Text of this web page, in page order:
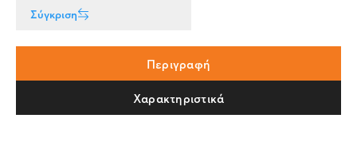
Σύγκριση
Περιγραφή
Χαρακτηριστικά